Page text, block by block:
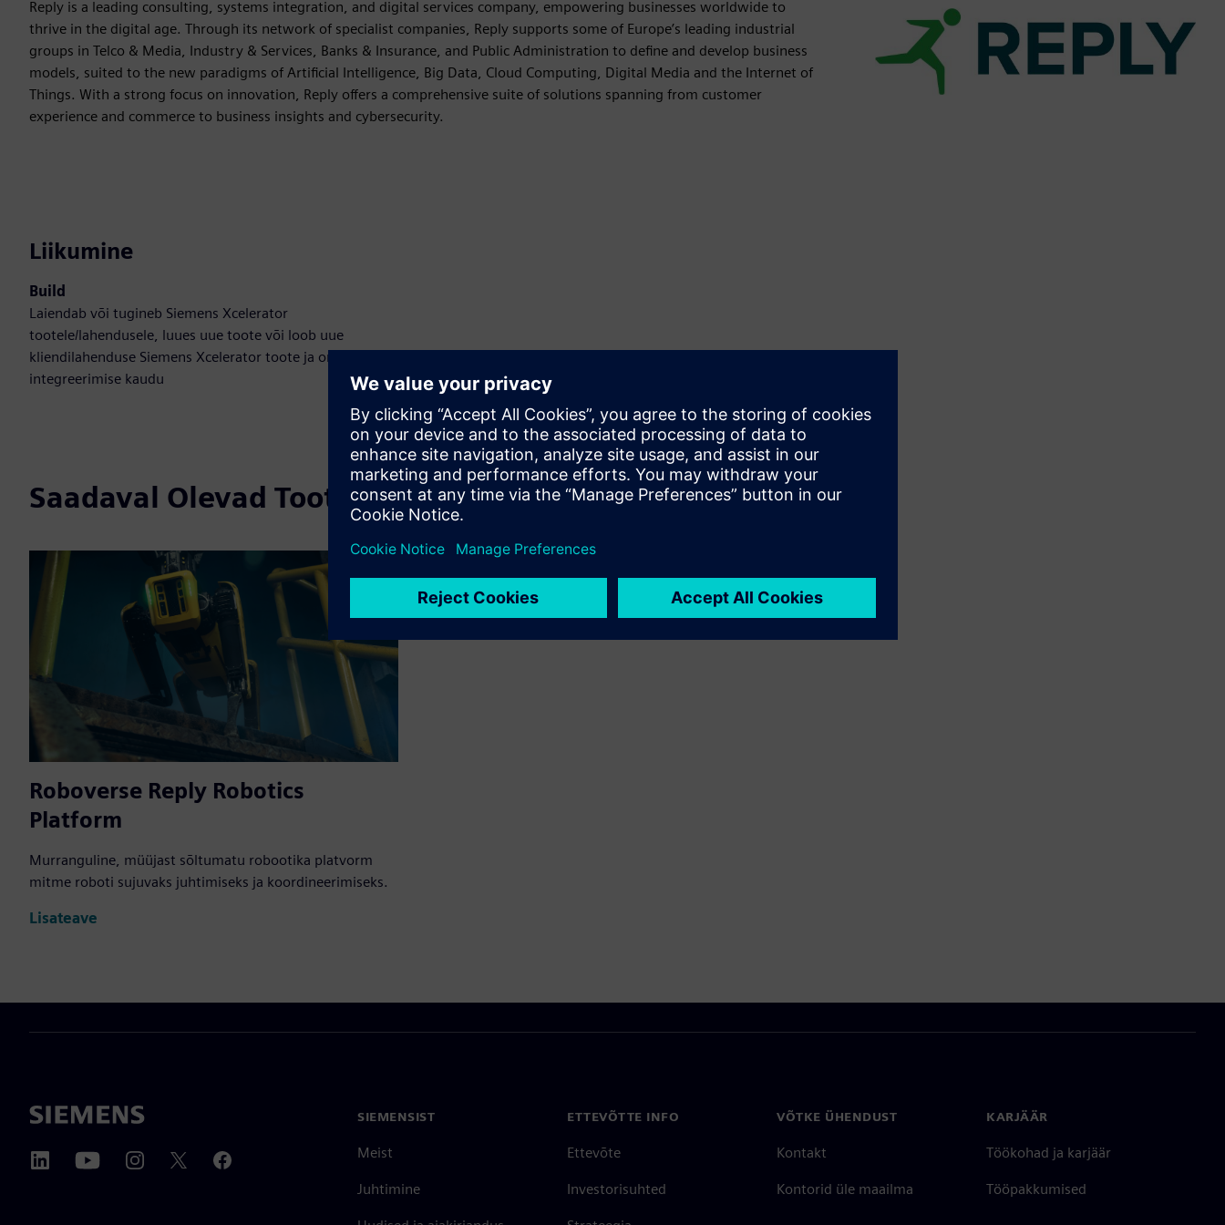
Reply is a leading consulting, systems integration, and digital services company, empowering businesses worldwide to
thrive in the digital age. Through its network of specialist companies, Reply supports some of Europe’s leading industrial
groups in Telco & Media, Industry & Services, Banks & Insurance, and Public Administration to define and develop business
models, suited to the new paradigms of Artificial Intelligence, Big Data, Cloud Computing, Digital Media and the Internet of
Things. With a strong focus on innovation, Reply offers a comprehensive suite of solutions spanning from customer
experience and commerce to business insights and cybersecurity.
Liikumine
Build
Laiendab või tugineb Siemens Xcelerator
tootele/lahendusele, luues uue toote või loob uue
kliendilahenduse Siemens Xcelerator toote ja oma toote
integreerimise kaudu
Saadaval Olevad Tooted
Roboverse Reply Robotics
Platform
Murranguline, müüjast sõltumatu robootika platvorm
mitme roboti sujuvaks juhtimiseks ja koordineerimiseks.
Lisateave
SIEMENSIST
Meist
Juhtimine
ETTEVÕTTE INFO
Ettevõte
Investorisuhted
VÕTKE ÜHENDUST
Kontakt
Kontorid üle maailma
KARJÄÄR
Töökohad ja karjäär
Tööpakkumised